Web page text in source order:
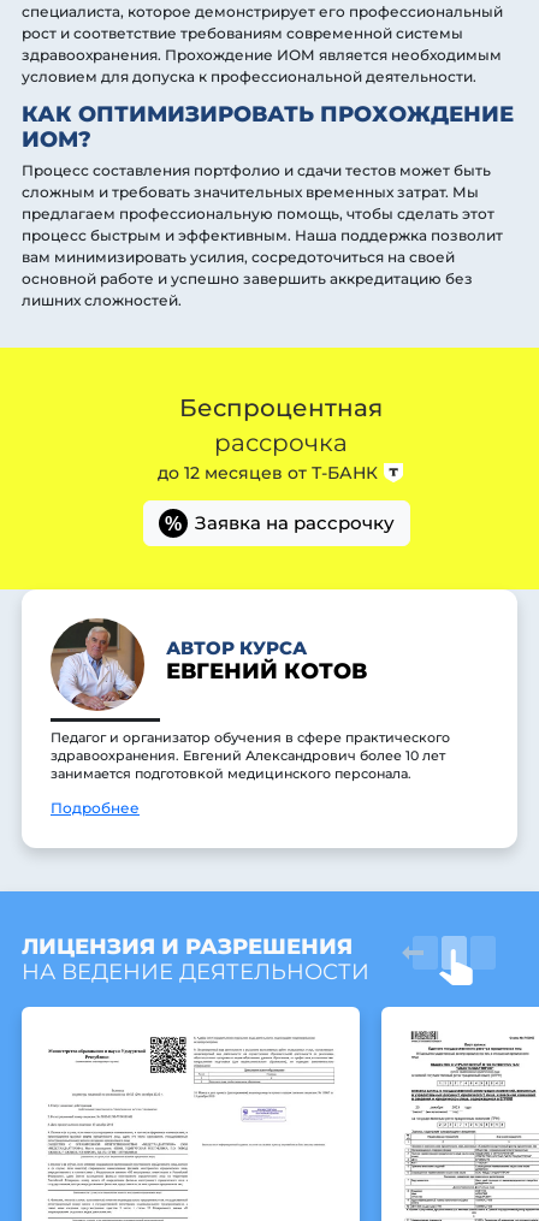
специалиста, которое демонстрирует его профессиональный
рост и соответствие требованиям современной системы
здравоохранения. Прохождение ИОМ является необходимым
условием для допуска к профессиональной деятельности.
КАК ОПТИМИЗИРОВАТЬ ПРОХОЖДЕНИЕ
ИОМ?
Процесс составления портфолио и сдачи тестов может быть
сложным и требовать значительных временных затрат. Мы
предлагаем профессиональную помощь, чтобы сделать этот
процесс быстрым и эффективным. Наша поддержка позволит
вам минимизировать усилия, сосредоточиться на своей
основной работе и успешно завершить аккредитацию без
лишних сложностей.
Беспроцентная
рассрочка
до 12 месяцев от Т-БАНК
% Заявка на рассрочку
АВТОР КУРСА
ЕВГЕНИЙ КОТОВ
Педагог и организатор обучения в сфере практического
здравоохранения. Евгений Александрович более 10 лет
занимается подготовкой медицинского персонала.
Подробнее
ЛИЦЕНЗИЯ И РАЗРЕШЕНИЯ
НА ВЕДЕНИЕ ДЕЯТЕЛЬНОСТИ